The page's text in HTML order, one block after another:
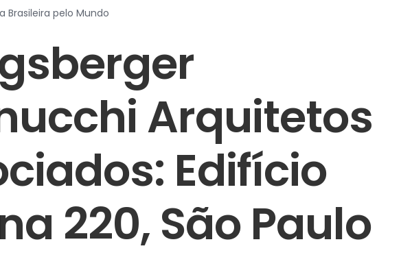
Brasileira pelo Mundo
Arquitetos
Edifício
220, São Paulo